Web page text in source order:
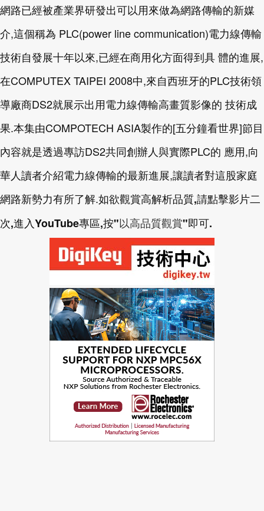
網路已經被產業界研發出可以用來做為網路傳輸的新媒
介,這個稱為 PLC(power line communication)電力線傳輸
技術自發展十年以來,已經在商用化方面得到具 體的進展,
在COMPUTEX TAIPEI 2008中,來自西班牙的PLC技術領
導廠商DS2就展示出用電力線傳輸高畫質影像的 技術成
果.本集由COMPOTECH ASIA製作的[五分鐘看世界]節目
內容就是透過專訪DS2共同創辦人與實際PLC的 應用,向
華人讀者介紹電力線傳輸的最新進展,讓讀者對這股家庭
網路新勢力有所了解.如欲觀賞高解析品質,請點擊影片二
次,進入YouTube專區,按"以高品質觀賞"即可.